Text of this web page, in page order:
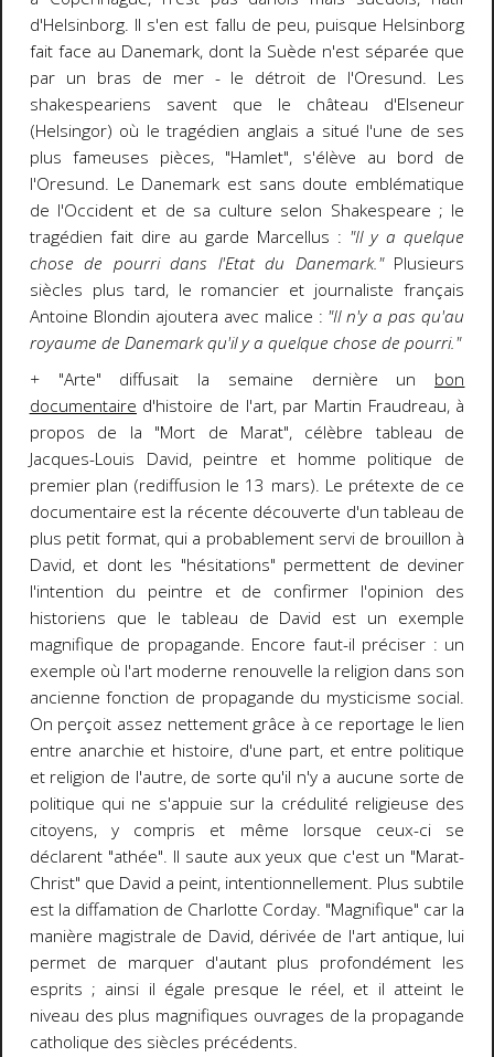
d'Helsinborg. Il s'en est fallu de peu, puisque Helsinborg
fait face au Danemark, dont la Suède n'est séparée que
par un bras de mer - le détroit de l'Oresund. Les
shakespeariens savent que le château d'Elseneur
(Helsingor) où le tragédien anglais a situé l'une de ses
plus fameuses pièces, "Hamlet", s'élève au bord de
l'Oresund. Le Danemark est sans doute emblématique
de l'Occident et de sa culture selon Shakespeare ; le
tragédien fait dire au garde Marcellus : "Il y a quelque
chose de pourri dans l'Etat du Danemark."Plusieurs
siècles plus tard, le romancier et journaliste français
Antoine Blondin ajoutera avec malice : "Il n'y a pas qu'au
royaume de Danemark qu'il y a quelque chose de pourri."
+ "Arte" diffusait la semaine dernière un bon
documentaire d'histoire de l'art, par Martin Fraudreau, à
propos de la "Mort de Marat", célèbre tableau de
Jacques-Louis David, peintre et homme politique de
premier plan (rediffusion le 13 mars). Le prétexte de ce
documentaire est la récente découverte d'un tableau de
plus petit format, qui a probablement servi de brouillon à
David, et dont les "hésitations" permettent de deviner
l'intention du peintre et de confirmer l'opinion des
historiens que le tableau de David est un exemple
magnifique de propagande. Encore faut-il préciser : un
exemple où l'art moderne renouvelle la religion dans son
ancienne fonction de propagande du mysticisme social.
On perçoit assez nettement grâce à ce reportage le lien
entre anarchie et histoire, d'une part, et entre politique
et religion de l'autre, de sorte qu'il n'y a aucune sorte de
politique qui ne s'appuie sur la crédulité religieuse des
citoyens, y compris et même lorsque ceux-ci se
déclarent "athée". Il saute aux yeux que c'est un "Marat-
Christ" que David a peint, intentionnellement. Plus subtile
est la diffamation de Charlotte Corday. "Magnifique" car la
manière magistrale de David, dérivée de l'art antique, lui
permet de marquer d'autant plus profondément les
esprits ; ainsi il égale presque le réel, et il atteint le
niveau des plus magnifiques ouvrages de la propagande
catholique des siècles précédents.